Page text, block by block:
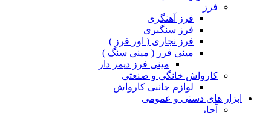
فرز
فرز آهنگری
فرز سنگبری
فرز نجاری ( اور فرز )
مینی فرز ( مینی سنگ )
مینی فرز دیمر دار
کارواش خانگی و صنعتی
لوازم جانبی کارواش
ابزار های دستی و عمومی
آچار